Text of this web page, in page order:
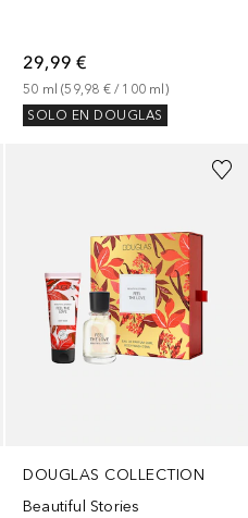
29,99 €
50 ml (59,98 € / 100 ml)
SOLO EN DOUGLAS
DOUGLAS COLLECTION
Beautiful Stories